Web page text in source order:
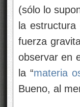
(sólo lo
la
fuerza
observar en
la “materia
Bueno, al